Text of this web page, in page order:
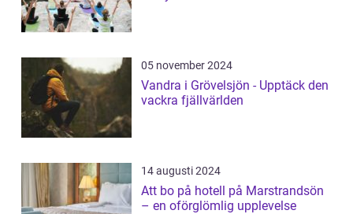
05 november 2024
Vandra i Grövelsjön - Upptäck den
vackra fjällvärlden
14 augusti 2024
Att bo på hotell på Marstrandsön
– en oförglömlig upplevelse